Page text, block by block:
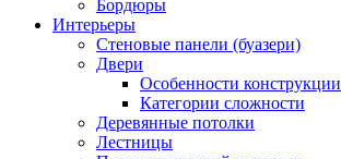
Бордюры
Интерьеры
Стеновые панели (буазери)
Двери
Особенности конструкции
Категории сложности
Деревянные потолки
Лестницы